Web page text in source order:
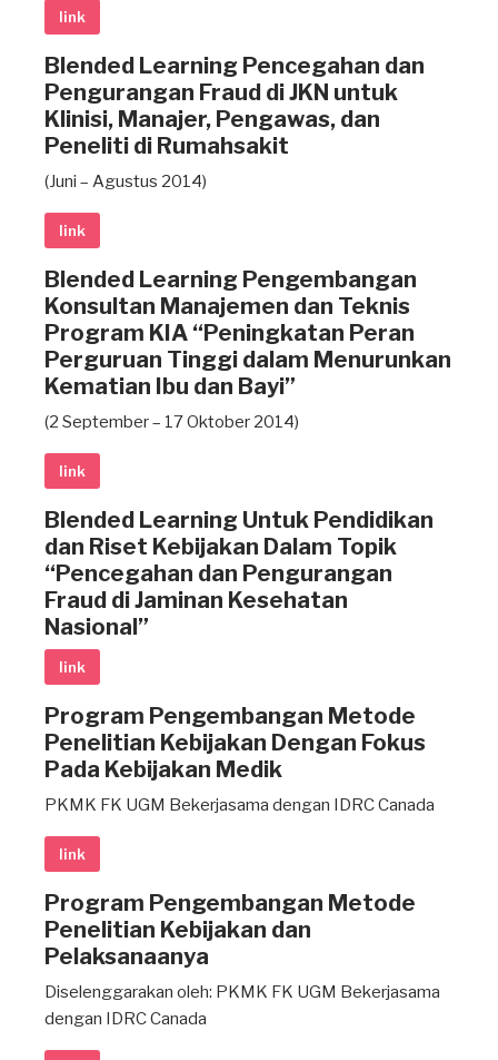
link
Blended Learning Pencegahan dan
Pengurangan Fraud di JKN untuk
Klinisi, Manajer, Pengawas, dan
Peneliti di Rumahsakit
(Juni – Agustus 2014)
link
Blended Learning Pengembangan
Konsultan Manajemen dan Teknis
Program KIA “Peningkatan Peran
Perguruan Tinggi dalam Menurunkan
Kematian Ibu dan Bayi”
(2 September – 17 Oktober 2014)
link
Blended Learning Untuk Pendidikan
dan Riset Kebijakan Dalam Topik
“Pencegahan dan Pengurangan
Fraud di Jaminan Kesehatan
Nasional”
link
Program Pengembangan Metode
Penelitian Kebijakan Dengan Fokus
Pada Kebijakan Medik
PKMK FK UGM Bekerjasama dengan IDRC Canada
link
Program Pengembangan Metode
Penelitian Kebijakan dan
Pelaksanaanya
Diselenggarakan oleh: PKMK FK UGM Bekerjasama
dengan IDRC Canada